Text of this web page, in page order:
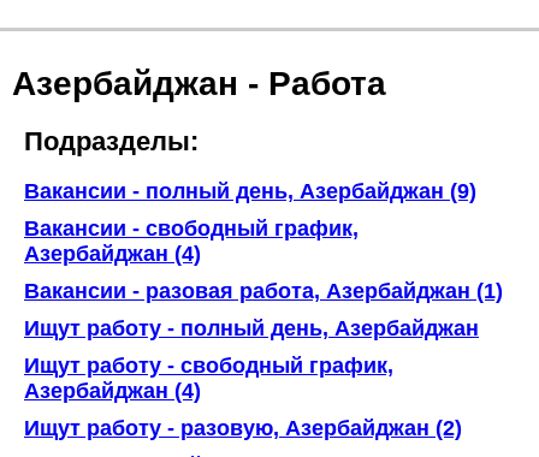
Азербайджан - Работа
Подразделы:
Вакансии - полный день, Азербайджан (9)
Вакансии - свободный график,
Азербайджан (4)
Вакансии - разовая работа, Азербайджан (1)
Ищут работу - полный день, Азербайджан
Ищут работу - свободный график,
Азербайджан (4)
Ищут работу - разовую, Азербайджан (2)